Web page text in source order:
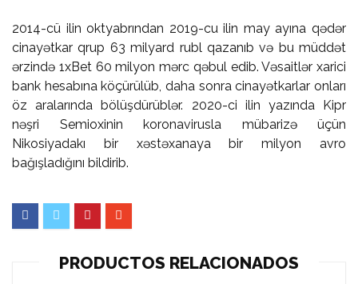
2014-cü ilin oktyabrından 2019-cu ilin may ayına qədər
cinayətkar qrup 63 milyard rubl qazanıb və bu müddət
ərzində 1xBet 60 milyon mərc qəbul edib. Vəsaitlər xarici
bank hesabına köçürülüb, daha sonra cinayətkarlar onları
öz aralarında bölüşdürüblər. 2020-ci ilin yazında Kipr
nəşri Semioxinin koronavirusla mübarizə üçün
Nikosiyadakı bir xəstəxanaya bir milyon avro
bağışladığını bildirib.
PRODUCTOS RELACIONADOS